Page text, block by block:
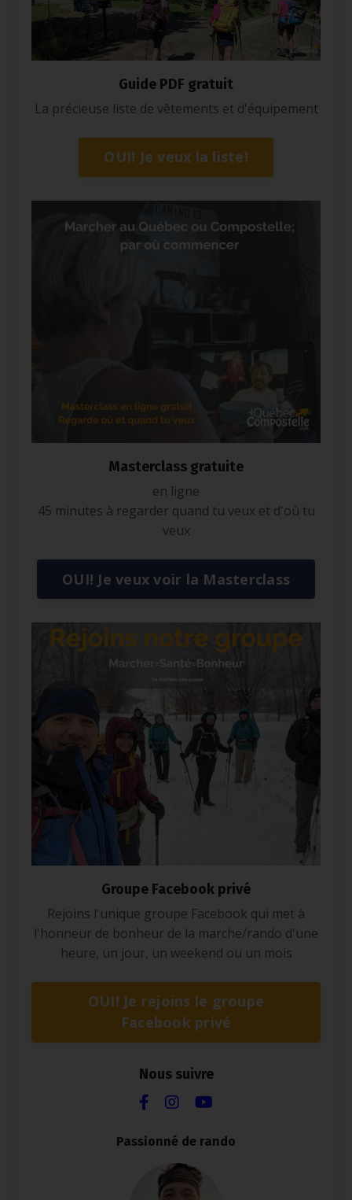
Guide PDF gratuit
La précieuse liste de vêtements et d'équipement
OUI! Je veux la liste!
Masterclass gratuite
en ligne
45 minutes à regarder quand tu veux et d'où tu
veux
OUI! Je veux voir la Masterclass
Groupe Facebook privé
Rejoins l'unique groupe Facebook qui met à
l'honneur de bonheur de la marche/rando d'une
heure, un jour, un weekend ou un mois
OUI! Je rejoins le groupe
Facebook privé
Nous suivre
Passionné de rando